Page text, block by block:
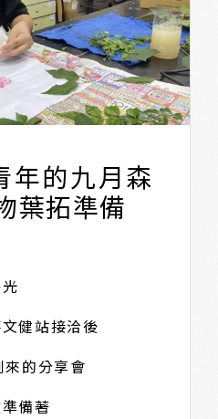
年的九月森
葉拓準備
健站接洽後
的分享會
備著